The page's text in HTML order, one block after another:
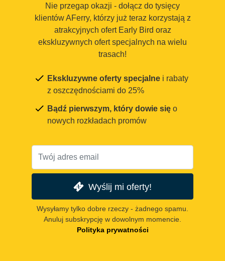
Nie przegap okazji - dołącz do tysięcy
klientów AFerry, którzy już teraz korzystają z
atrakcyjnych ofert Early Bird oraz
ekskluzywnych ofert specjalnych na wielu
trasach!
Ekskluzywne oferty specjalne i rabaty
z oszczędnościami do 25%
Bądź pierwszym, który dowie się o
nowych rozkładach promów
Wyślij mi oferty!
Wysyłamy tylko dobre rzeczy - żadnego spamu.
Anuluj subskrypcję w dowolnym momencie.
Polityka prywatności